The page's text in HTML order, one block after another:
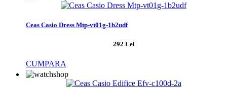
Ceas Casio Dress Mtp-vt01g-1b2udf
292 Lei
CUMPARA